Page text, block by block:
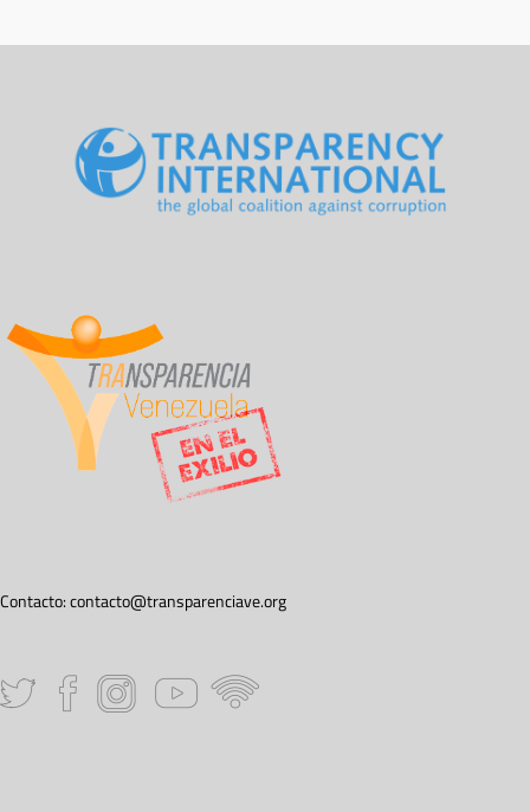
Contacto:contacto@transparenciave.org